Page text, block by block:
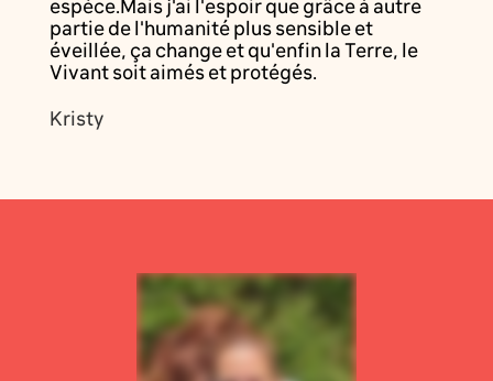
espèce.Mais j'ai l'espoir que grâce à autre
partie de l'humanité plus sensible et
éveillée, ça change et qu'enfin la Terre, le
Vivant soit aimés et protégés.
Kristy